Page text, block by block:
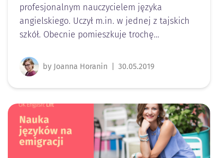
profesjonalnym nauczycielem języka
angielskiego. Uczył m.in. w jednej z tajskich
szkół. Obecnie pomieszkuje trochę…
by Joanna Horanin 30.05.2019